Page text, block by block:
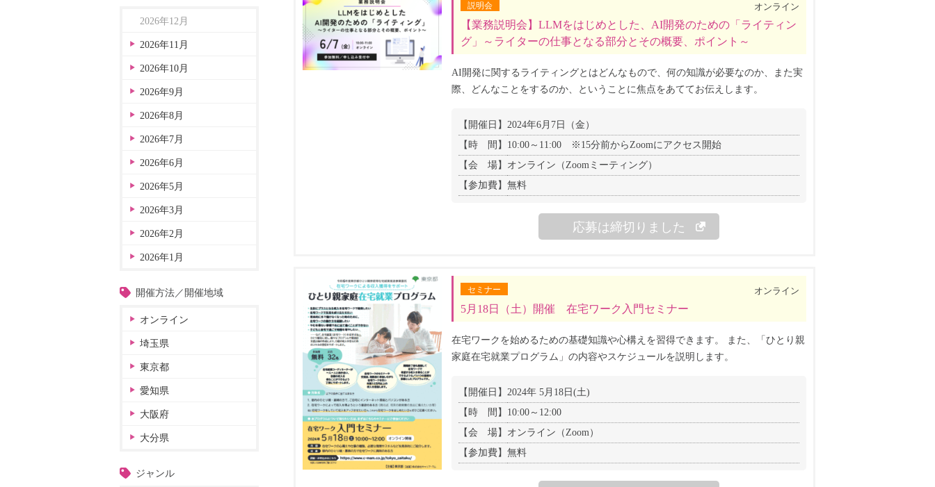
説明会 オンライン
【業務説明会】LLMをはじめとした、AI開発のための「ライティン
グ」～ライターの仕事となる部分とその概要、ポイント～
AI開発に関するライティングとはどんなもので、何の知識が必要なのか、また実
際、どんなことをするのか、ということに焦点をあててお伝えします。
【開催日】 2024年6月7日（金）
【時 間】 10:00～11:00 ※15分前からZoomにアクセス開始
【会 場】 オンライン（Zoomミーティング）
【参加費】 無料
応募は締切りました
セミナー オンライン
5月18日（土）開催 在宅ワーク入門セミナー
在宅ワークを始めるための基礎知識や心構えを習得できます。 また、「ひとり親
家庭在宅就業プログラム」の内容やスケジュールを説明します。
【開催日】 2024年 5月18日(土)
【時 間】 10:00～12:00
【会 場】 オンライン（Zoom）
【参加費】 無料
2026年12月
2026年11月
2026年10月
2026年9月
2026年8月
2026年7月
2026年6月
2026年5月
2026年3月
2026年2月
2026年1月
開催方法／開催地域
オンライン
埼玉県
東京都
愛知県
大阪府
大分県
ジャンル